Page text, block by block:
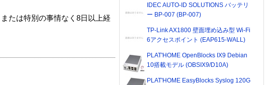
たは特別の事情なく8日以上経
IDEC AUTO-ID SOLUTIONS バッテリ
ー BP-007 (BP-007)
TP-Link AX1800 壁面埋め込み型 Wi-Fi
6アクセスポイント (EAP615-WALL)
PLAT'HOME OpenBlocks IX9 Debian
10搭載モデル (OBSIX9/D10A)
PLAT'HOME EasyBlocks Syslog 120G